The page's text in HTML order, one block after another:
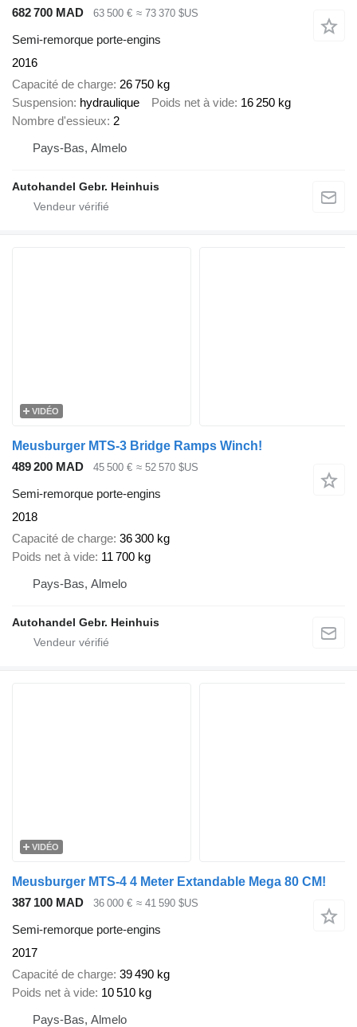
682 700 MAD 63 500 € ≈ 73 370 $US
Semi-remorque porte-engins
2016
Capacité de charge 26 750 kg
Suspension hydraulique Poids net à vide 16 250 kg
Nombre d'essieux 2
Pays-Bas, Almelo
Autohandel Gebr. Heinhuis
VIDÉO
Meusburger MTS-3 Bridge Ramps Winch!
489 200 MAD
45 500 € ≈ 52 570 $US
Semi-remorque porte-engins
2018
Capacité de charge 36 300 kg
Poids net à vide 11 700 kg
Pays-Bas, Almelo
Autohandel Gebr. Heinhuis
VIDÉO
Meusburger MTS-4 4 Meter Extandable Mega 80 CM!
387 100 MAD
36 000 € ≈ 41 590 $US
Semi-remorque porte-engins
2017
Capacité de charge 39 490 kg
Poids net à vide 10 510 kg
Pays-Bas, Almelo